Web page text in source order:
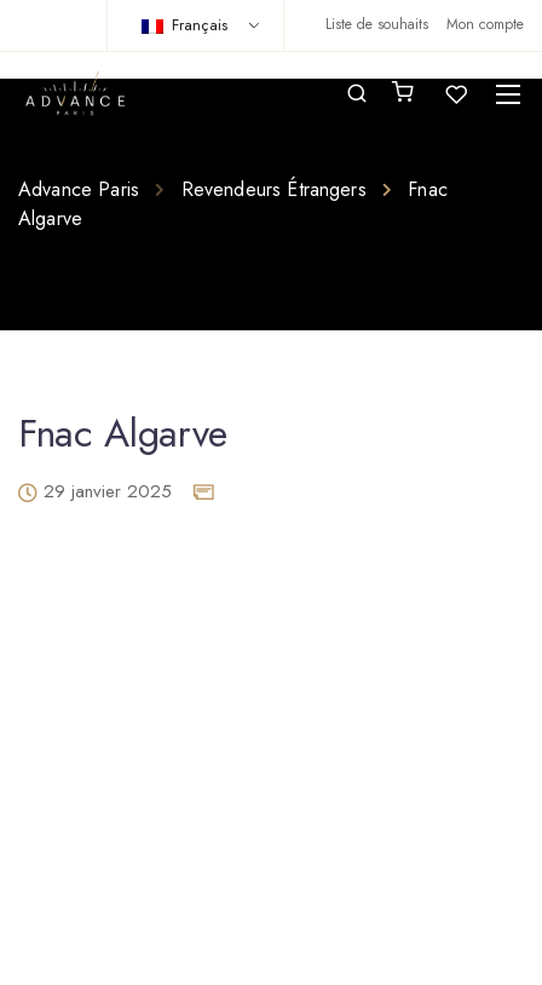
Liste de souhaits Mon compte
Français
Advance Paris Revendeurs Étrangers
Fnac
Algarve
Fnac Algarve
29 janvier 2025